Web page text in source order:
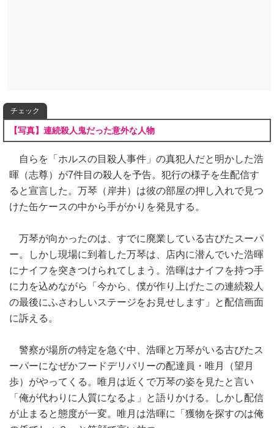
チェック
【写真】連続殺人鬼だった意外な人物
自らを「ホルスの目殺人事件」の真犯人だと明かした浩
暉（志尊）が7件目の殺人を予告。犯行の様子を生配信す
ると宣言した。万琴（岸井）は彼の部屋の押し入れで見つ
けた缶ケースの中から手がかりを発見する。
万琴が向かったのは、すでに廃業している古びたスーパ
ー。しかし現場に到着した万琴は、店内に潜んでいた浩暉
にナイフを突きつけられてしまう。浩暉はナイフを持つ手
に力を込めながら「今から、僕が作り上げたこの連続殺人
の最後にふさわしいステージをお見せします」と配信画面
に訴える。
警察が場所の特定を急ぐ中、浩暉と万琴がいる古びたス
ーパーになぜかフードデリバリーの配達員・唯月（望月
歩）がやってくる。唯月は近くで万琴の姿を見たと言い
「俺が代わりに人質になるよ」と語りかける。しかし配信
が止まると態度が一変。唯月は浩暉に「獲物を探すのは俺